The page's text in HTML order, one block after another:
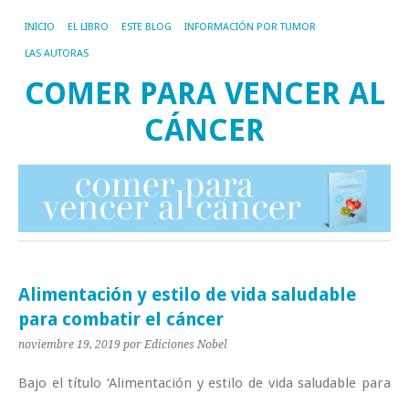
INICIO EL LIBRO ESTE BLOG INFORMACIÓN POR TUMOR
LAS AUTORAS
COMER PARA VENCER AL
CÁNCER
Alimentación y estilo de vida saludable
para combatir el cáncer
noviembre 19, 2019 por Ediciones Nobel
Bajo el título ‘Alimentación y estilo de vida saludable para